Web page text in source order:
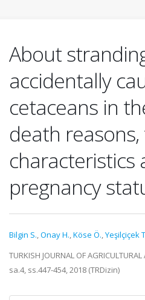
About
accidentally
cetaceans in
death
characteristics
pregnancy
Bilgin S.,Onay H.,Köse Ö.,Yeşilçiçek
TURKISH JOURNAL OF
sa.4, ss.447-454, 2018 (TRDizin)